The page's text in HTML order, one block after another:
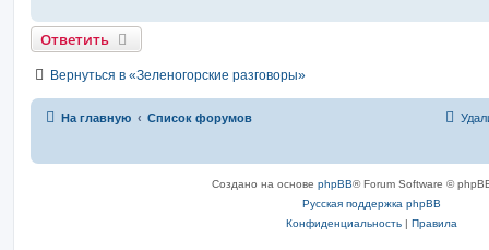
Ответить
Вернуться в «Зеленогорские разговоры»
На главную Список форумов
Создано на основе phpBB® Forum Software ©
Русская поддержка phpBB
Конфиденциальность
Правила